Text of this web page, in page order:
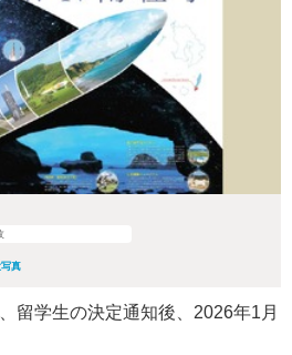
真
留学生の決定通知後、2026年1月